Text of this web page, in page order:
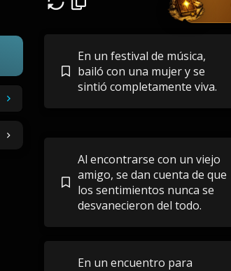
En un festival de música,
bailó con una mujer y se
sintió completamente viva.
Al encontrarse con un viejo
amigo, se dan cuenta de que
los sentimientos nunca se
desvanecieron del todo.
En un encuentro para